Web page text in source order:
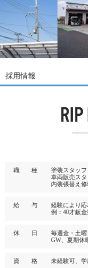
採用情報
職 種
塗装スタッフ
車両販売スタ
内装張替え修
給 与
経験により応
例：40才鈑
休 日
毎週金・土曜
GW、夏期休
資 格 未経験可、学